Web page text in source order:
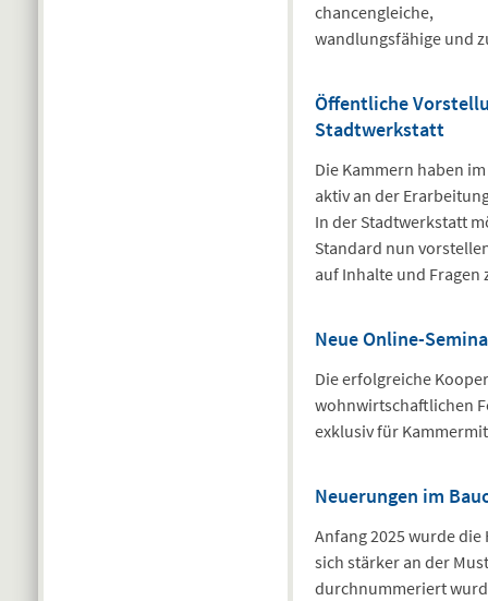
chancengleiche,
wandlungsfähige und
Öffentliche
Stadtwerkstatt
Die Kammern haben
aktiv an der
In der Stadtwerkstatt
Standard nun
auf Inhalte und
Neue Online-
Die erfolgreiche
wohnwirtschaftlichen
exklusiv für
Neuerungen im
Anfang 2025 wurde
sich stärker an der
durchnummeriert